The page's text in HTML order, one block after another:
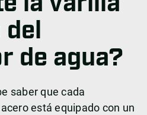
del
de agua?
saber que cada
está equipado con un